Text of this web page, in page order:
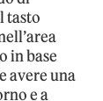
tasto
in base
avere una
e a